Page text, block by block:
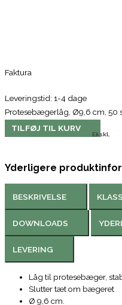
Faktura
Leveringstid: 1-4 dage
Protesebægerlåg, Ø9,6 cm, 50
TILFØJ TIL KURV
Ekskl.
Yderligere
BESKRIVELSE
DOWNLOADS
LEVERING
Låg til protesebæger,
Slutter tæt om bægeret
Ø 9,6 cm.